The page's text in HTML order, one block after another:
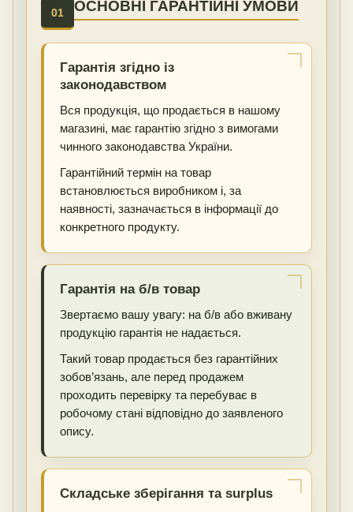
01 ОСНОВНІ ГАРАНТІЙНІ УМОВИ
Гарантія згідно із
законодавством
Вся продукція, що продається в нашому
магазині, має гарантію згідно з вимогами
чинного законодавства України.
Гарантійний термін на товар
встановлюється виробником і, за
наявності, зазначається в інформації до
конкретного продукту.
Гарантія на б/в товар
Звертаємо вашу увагу: на б/в або вживану
продукцію гарантія не надається.
Такий товар продається без гарантійних
зобов’язань, але перед продажем
проходить перевірку та перебуває в
робочому стані відповідно до заявленого
опису.
Складське зберігання та surplus